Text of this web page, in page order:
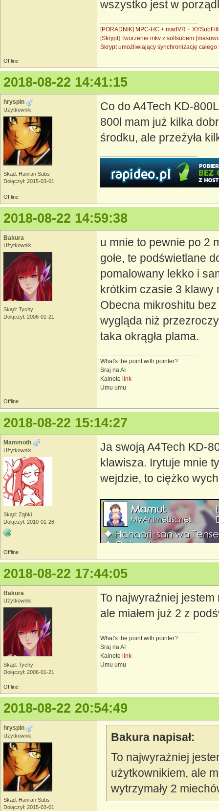
wszystko jest w
[PORADNIK] MPC-HC + madVR +
[Skrypt] Tworzenie mkv z softsubem
Skrypt umożliwiający synchronizację
Offline
2018-08-22 14:41:15
hryspin
Użytkownik
Skąd: Hanran Subs
Dołączył: 2015-03-01
Co do A4Tech KD-
800l mam już kilka
środku, ale przeżyła
Offline
2018-08-22 14:59:38
Bakura
Użytkownik
Skąd: Tychy
Dołączył: 2006-01-21
u mnie to pewnie po 2
gołe, te podświetlane
pomalowany lekko i
krótkim czasie 3 klawy
Obecna mikroshitu
wygląda niż
taka okrągła plama.
What's the point with pointer?
Sraj na AI
Kainote link
Umu umu
Offline
2018-08-22 15:14:27
Mammoth
Użytkownik
Skąd: Ząbki
Dołączył: 2010-01-26
Ja swoją A4Tech KD-
klawisza. Irytuje mnie
wejdzie, to ciężko
Offline
2018-08-22 17:44:05
Bakura
Użytkownik
Skąd: Tychy
Dołączył: 2006-01-21
To najwyraźniej
ale miałem już 2 z
What's the point with pointer?
Sraj na AI
Kainote link
Umu umu
Offline
2018-08-22 20:54:49
hryspin
Użytkownik
Skąd: Hanran Subs
Dołączył: 2015-03-01
Bakura napisał:
To najwyraźniej
użytkownikiem, ale
wytrzymały 2